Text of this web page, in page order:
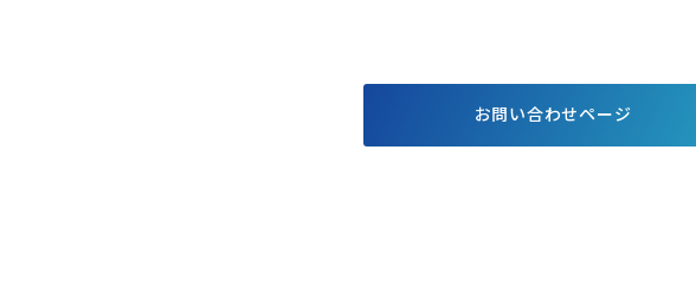
電子公告
個人投資家向け説明会
コーナンTips Pet Plaza
お問い合わせページ